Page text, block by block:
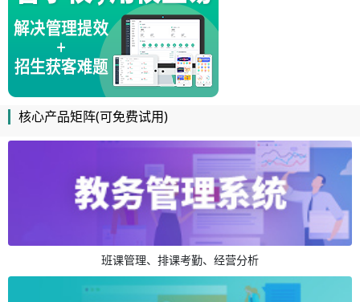
核心产品矩阵(可免费试用)
班课管理、排课考勤、经营分析